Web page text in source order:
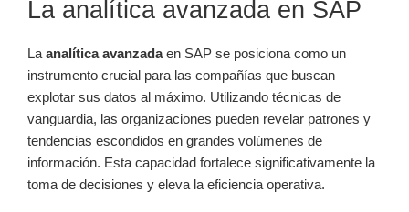
La analítica avanzada en SAP
La analítica avanzadaen SAP se posiciona como un
instrumento crucial para las compañías que buscan
explotar sus datos al máximo. Utilizando técnicas de
vanguardia, las organizaciones pueden revelar patrones y
tendencias escondidos en grandes volúmenes de
información. Esta capacidad fortalece significativamente la
toma de decisiones y eleva la eficiencia operativa.